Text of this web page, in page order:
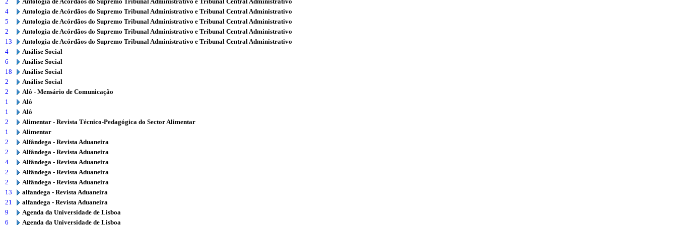
4
Antologia de Acórdãos do Supremo Tribunal Administrativo e Tribunal Central Administrativo
5
Antologia de Acórdãos do Supremo Tribunal Administrativo e Tribunal Central Administrativo
2
Antologia de Acórdãos do Supremo Tribunal Administrativo e Tribunal Central Administrativo
13
Antologia de Acórdãos do Supremo Tribunal Administrativo e Tribunal Central Administrativo
4
Análise Social
6
Análise Social
18
Análise Social
2
Análise Social
2
Alô - Mensário de Comunicação
1
Alô
1
Alô
2
Alimentar - Revista Técnico-Pedagógica do Sector Alimentar
1
Alimentar
2
Alfândega - Revista Aduaneira
2
Alfândega - Revista Aduaneira
4
Alfândega - Revista Aduaneira
2
Alfândega - Revista Aduaneira
2
Alfândega - Revista Aduaneira
13
alfandega - Revista Aduaneira
21
alfandega - Revista Aduaneira
9
Agenda da Universidade de Lisboa
6
Agenda da Universidade de Lisboa